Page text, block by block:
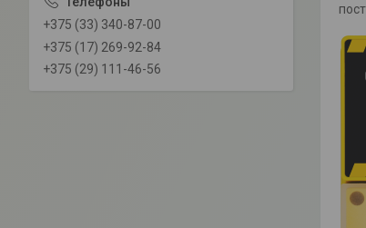
+375 (33) 340-87-00
+375 (17) 269-92-84
+375 (29) 111-46-56